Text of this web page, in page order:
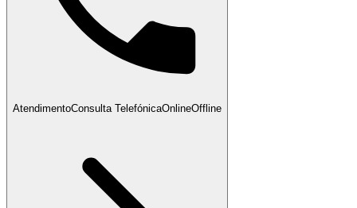
AtendimentoConsulta TelefónicaOnlineOffline